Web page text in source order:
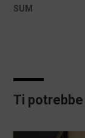
SUM
Ti